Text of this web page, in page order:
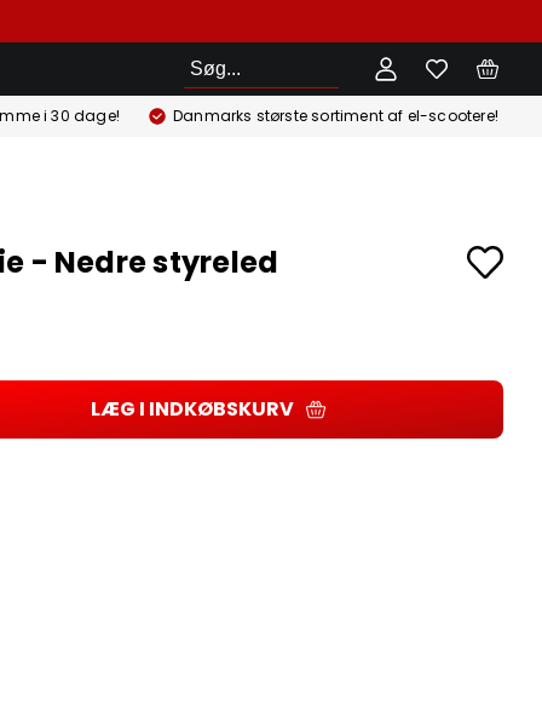
Søg
i 30 dage! Danmarks største sortiment af el-scootere!
- Nedre styreled
LÆG I INDKØBSKURV